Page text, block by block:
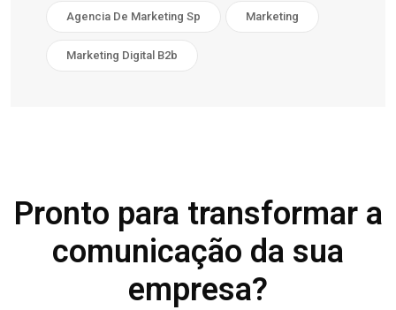
Agencia De Marketing Sp Marketing
Marketing Digital B2b
Pronto para transformar a
comunicação da sua
empresa?